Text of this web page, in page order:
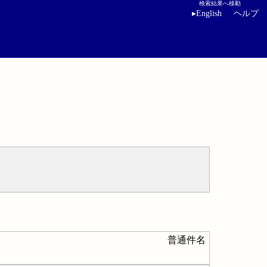
検索結果へ移動
▸English ヘルプ
普通件名